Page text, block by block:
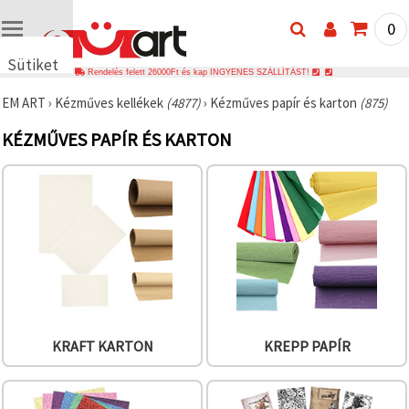
Sütiket
🍪 Cookie-
hasonló
használunk
megfelelő
forgalmat,
0
Rendelés felett 26000Ft és kap INGYENES SZÁLLÍTÁST!
EM ART › Kézműves kellékek (4877)› Kézműves papír és karton (875)
KÉZMŰVES PAPÍR ÉS KARTON
KRAFT KARTON KREPP PAPÍR